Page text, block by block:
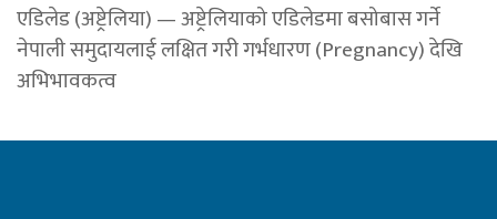
एडिलेड (अष्ट्रेलिया) — अष्ट्रेलियाको एडिलेडमा बसोबास गर्ने
नेपाली समुदायलाई लक्षित गरी गर्भधारण (Pregnancy) देखि
अभिभावकत्व